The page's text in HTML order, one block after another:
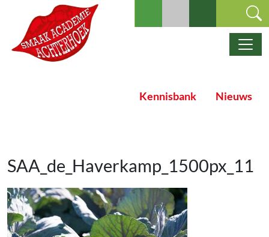
Ga naar de inhoud
Hoofdnavigatie
Kennisbank Nieuws
SAA_de_Haverkamp_1500px_11